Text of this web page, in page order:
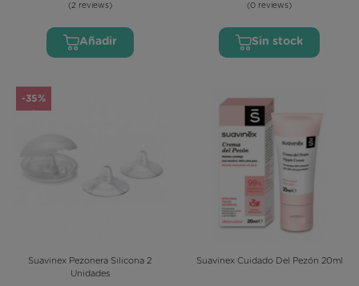
(2 reviews)
Añadir
(0 reviews)
Sin stock
Suavinex Pezonera Silicona 2
Unidades
-35%
Suavinex Cuidado Del Pezón 20ml